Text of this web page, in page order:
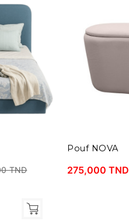
TND
Pouf NOVA
275,000 TND